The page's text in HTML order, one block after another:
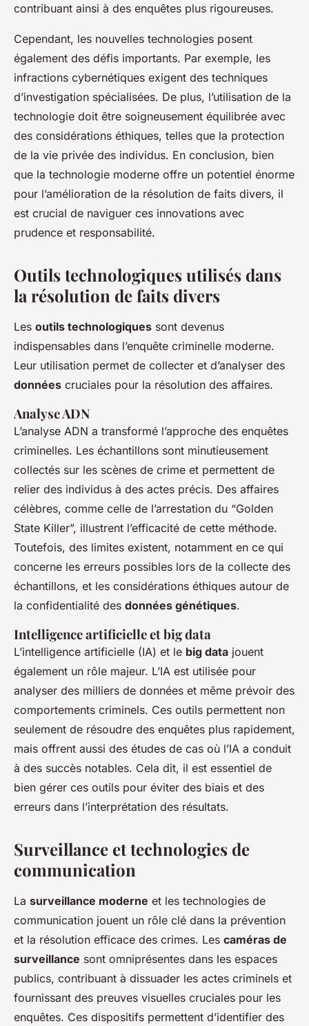
contribuant ainsi à des enquêtes plus rigoureuses.
Cependant, les nouvelles technologies posent
également des défis importants. Par exemple, les
infractions cybernétiques exigent des techniques
d’investigation spécialisées. De plus, l’utilisation de la
technologie doit être soigneusement équilibrée avec
des considérations éthiques, telles que la protection
de la vie privée des individus. En conclusion, bien
que la technologie moderne offre un potentiel énorme
pour l’amélioration de la résolution de faits divers, il
est crucial de naviguer ces innovations avec
prudence et responsabilité.
Outils technologiques utilisés dans
la résolution de faits divers
Les outils technologiques sont devenus
indispensables dans l’enquête criminelle moderne.
Leur utilisation permet de collecter et d’analyser des
données cruciales pour la résolution des affaires.
Analyse ADN
L’analyse ADN a transformé l’approche des enquêtes
criminelles. Les échantillons sont minutieusement
collectés sur les scènes de crime et permettent de
relier des individus à des actes précis. Des affaires
célèbres, comme celle de l’arrestation du “Golden
State Killer”, illustrent l’efficacité de cette méthode.
Toutefois, des limites existent, notamment en ce qui
concerne les erreurs possibles lors de la collecte des
échantillons, et les considérations éthiques autour de
la confidentialité des données génétiques.
Intelligence artificielle et big data
L’intelligence artificielle (IA) et le big data jouent
également un rôle majeur. L’IA est utilisée pour
analyser des milliers de données et même prévoir des
comportements criminels. Ces outils permettent non
seulement de résoudre des enquêtes plus rapidement,
mais offrent aussi des études de cas où l’IA a conduit
à des succès notables. Cela dit, il est essentiel de
bien gérer ces outils pour éviter des biais et des
erreurs dans l’interprétation des résultats.
Surveillance et technologies de
communication
La surveillance moderne et les technologies de
communication jouent un rôle clé dans la prévention
et la résolution efficace des crimes. Les caméras de
surveillance sont omniprésentes dans les espaces
publics, contribuant à dissuader les actes criminels et
fournissant des preuves visuelles cruciales pour les
enquêtes. Ces dispositifs permettent d’identifier des